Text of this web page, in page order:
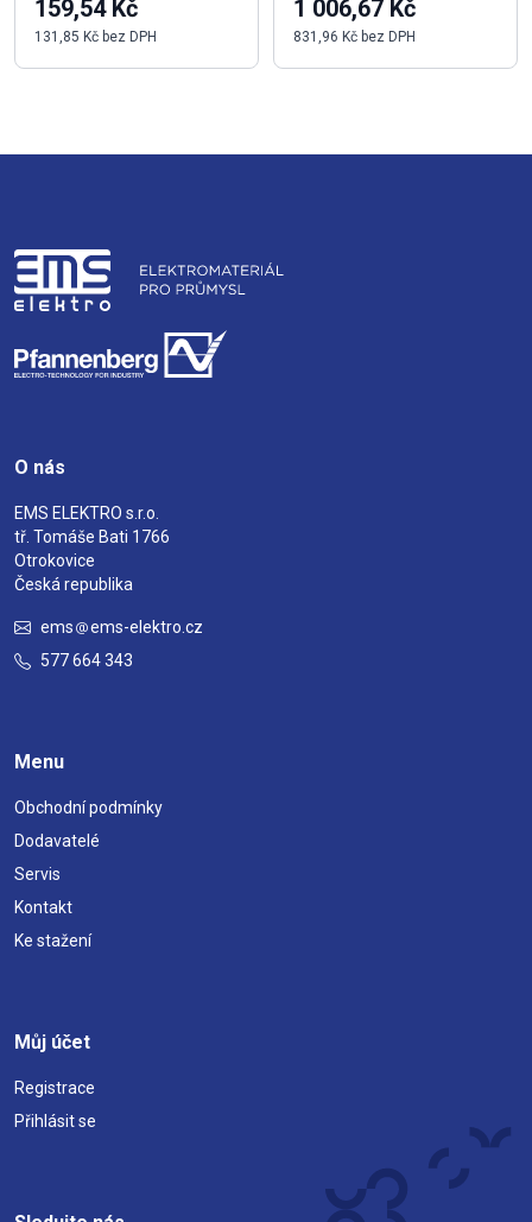
159,54 Kč
131,85 Kč bez DPH
1 006,67 Kč
831,96 Kč bez DPH
O nás
EMS ELEKTRO s.r.o.
tř. Tomáše Bati 1766
Otrokovice
Česká republika
ems
ems-elektro.cz
577 664 343
Menu
Obchodní podmínky
Dodavatelé
Servis
Kontakt
Ke stažení
Můj účet
Registrace
Přihlásit se